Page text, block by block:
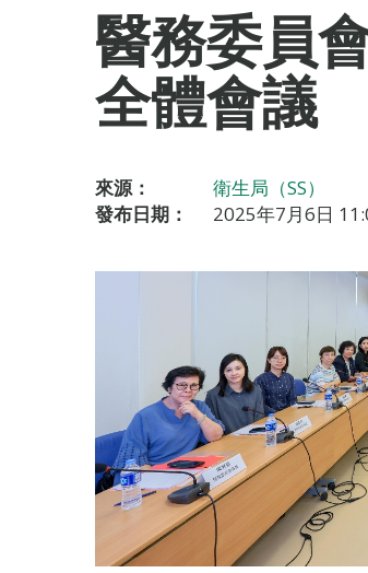
醫務委員
全體會議
來源：
衛生局（SS）
發布日期：
2025年7月6日